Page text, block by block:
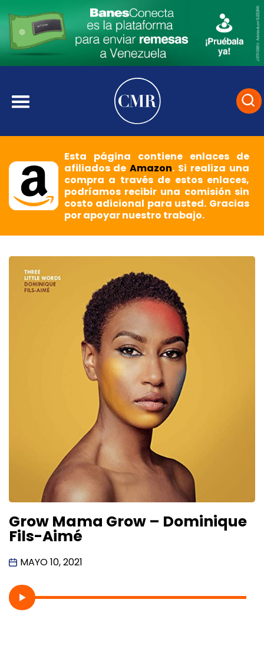
Esta página contiene enlaces de
afiliados deAmazon. Si realiza una
compra a través de estos enlaces,
podríamos recibir una comisión sin
costo adicional para usted. Gracias
por apoyar nuestro trabajo.
Grow Mama Grow – Dominique
Fils-Aimé
MAYO 10, 2021